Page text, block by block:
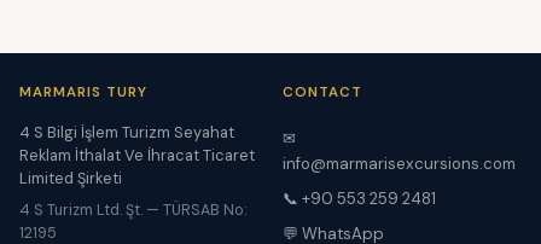
MARMARIS TURY
4 S Bilgi İşlem Turizm Seyahat
Reklam İthalat Ve İhracat Ticaret
Limited Şirketi
4 S Turizm Ltd. Şt. — TÜRSAB No:
12195
CONTACT
✉
info@marmarisexcursions.com
📞 +90 553 259 2481
💬 WhatsApp